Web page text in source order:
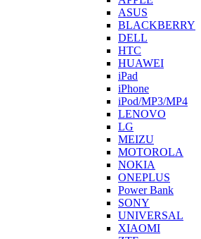
ASUS
BLACKBERRY
DELL
HTC
HUAWEI
iPad
iPhone
iPod/MP3/MP4
LENOVO
LG
MEIZU
MOTOROLA
NOKIA
ONEPLUS
Power Bank
SONY
UNIVERSAL
XIAOMI